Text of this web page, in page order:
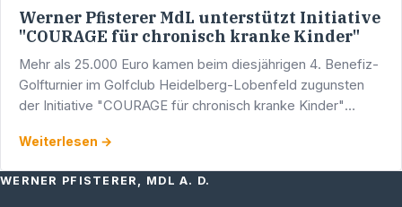
Werner Pfisterer MdL unterstützt Initiative
"COURAGE für chronisch kranke Kinder"
Mehr als 25.000 Euro kamen beim diesjährigen 4. Benefiz-
Golfturnier im Golfclub Heidelberg-Lobenfeld zugunsten
der Initiative "COURAGE für chronisch kranke Kinder"
Weiterlesen →
WERNER PFISTERER, MDL A. D.